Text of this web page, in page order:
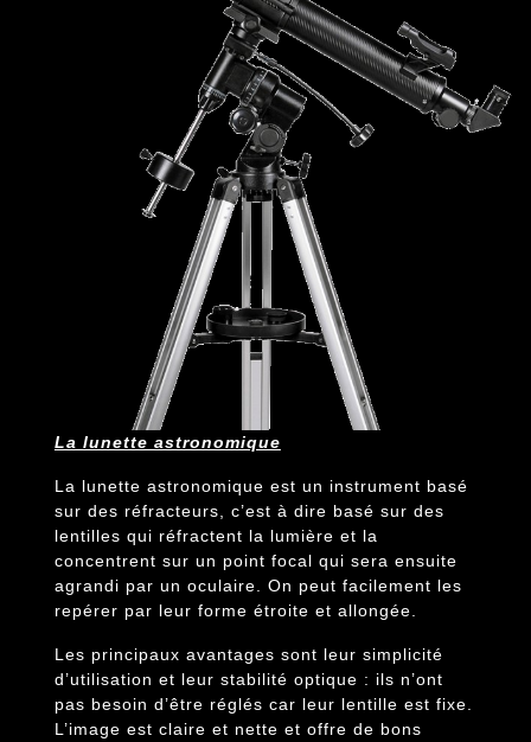
La lunette astronomique
La lunette astronomique est un instrument basé
sur des réfracteurs, c’est à dire basé sur des
lentilles qui réfractent la lumière et la
concentrent sur un point focal qui sera ensuite
agrandi par un oculaire. On peut facilement les
repérer par leur forme étroite et allongée.
Les principaux avantages sont leur simplicité
d’utilisation et leur stabilité optique : ils n’ont
pas besoin d’être réglés car leur lentille est fixe.
L’image est claire et nette et offre de bons